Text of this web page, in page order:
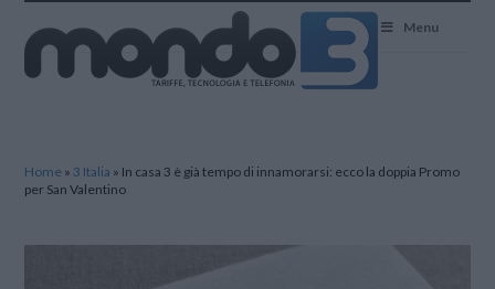
Menu
Home »3 Italia » In casa 3 è già tempo di innamorarsi: ecco la doppia Promo
per San Valentino